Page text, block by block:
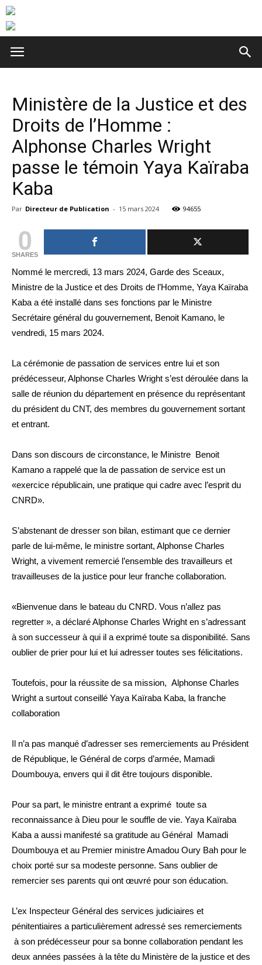
Ministère de la Justice et des
Droits de l’Homme :
Alphonse Charles Wright
passe le témoin Yaya Kaïraba
Kaba
Par Directeur de Publication - 15 mars 2024 94655
0
SHARES
Nommé le mercredi, 13 mars 2024, Garde des Sceaux,
Ministre de la Justice et des Droits de l’Homme, Yaya Kaïraba
Kaba a été installé dans ses fonctions par le Ministre
Secrétaire général du gouvernement, Benoit Kamano, le
vendredi, 15 mars 2024.
La cérémonie de passation de services entre lui et son
prédécesseur, Alphonse Charles Wright s’est déroulée dans la
salle de réunion du département en présence du représentant
du président du CNT, des membres du gouvernement sortant
et entrant.
Dans son discours de circonstance, le Ministre Benoit
Kamano a rappelé que la de passation de service est un
«exercice républicain, une pratique qui cadre avec l’esprit du
CNRD».
S’abstenant de dresser son bilan, estimant que ce dernier
parle de lui-même, le ministre sortant, Alphonse Charles
Wright, a vivement remercié l’ensemble des travailleurs et
travailleuses de la justice pour leur franche collaboration.
«Bienvenue dans le bateau du CNRD. Vous n’allez pas
regretter », a déclaré Alphonse Charles Wright en s’adressant
à son successeur à qui il a exprimé toute sa disponibilité. Sans
oublier de prier pour lui et lui adresser toutes ses félicitations.
Toutefois, pour la réussite de sa mission, Alphonse Charles
Wright a surtout conseillé Yaya Kaïraba Kaba, la franche
collaboration
Il n’a pas manqué d’adresser ses remerciements au Président
de République, le Général de corps d’armée, Mamadi
Doumbouya, envers qui il dit être toujours disponible.
Pour sa part, le ministre entrant a exprimé toute sa
reconnaissance à Dieu pour le souffle de vie. Yaya Kaïraba
Kaba a aussi manifesté sa gratitude au Général Mamadi
Doumbouya et au Premier ministre Amadou Oury Bah pour le
choix porté sur sa modeste personne. Sans oublier de
remercier ses parents qui ont œuvré pour son éducation.
L’ex Inspecteur Général des services judiciaires et
pénitentiaires a particulièrement adressé ses remerciements
à son prédécesseur pour sa bonne collaboration pendant les
deux années passées à la tête du Ministère de la justice et des